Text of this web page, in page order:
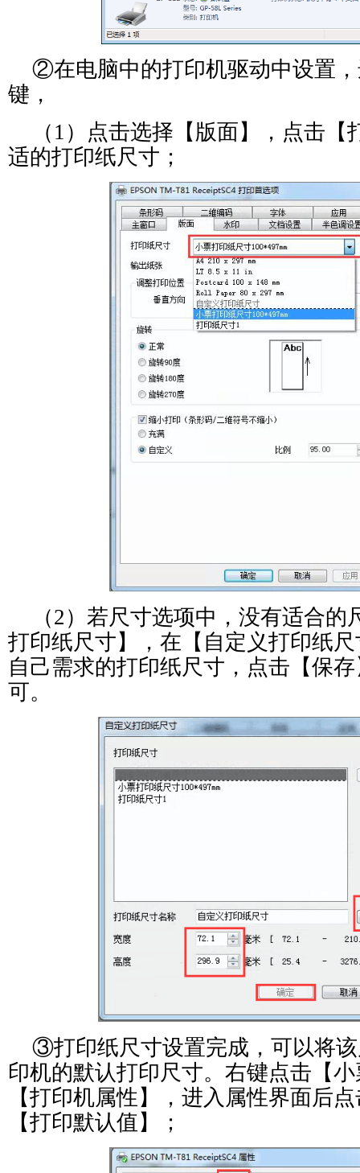
②在电脑中的打印机驱动中设置
键，
（ 1 ） 点击选择【 版面 】，点击【
适的打印纸尺寸 ；
（2 ）若尺寸选项中，没有适合的
打印纸尺寸】， 在 【 自定义打印纸
自己需求的打印纸尺寸， 点击【保存
可。
③打印纸尺寸设置完成，可以将
印机的默认打印尺寸。右键点击【小
【打印机属性 】，进入属性界面后
【打印默认值 】；